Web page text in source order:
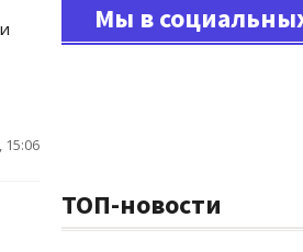
15:06
Мы в
ТОП-новости